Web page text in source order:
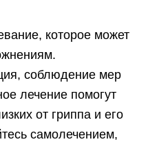
которое может
соблюдение мер
лечение помогут
от гриппа и его
самолечением,